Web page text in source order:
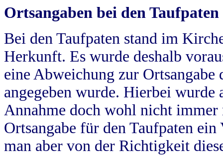
Ortsangaben bei den Taufpaten
Bei den Taufpaten stand im
Herkunft. Es wurde deshalb
eine Abweichung zur
angegeben wurde. Hierbei wurde
Annahme doch wohl nicht
Ortsangabe für den Taufpaten
man aber von der Richtigkeit